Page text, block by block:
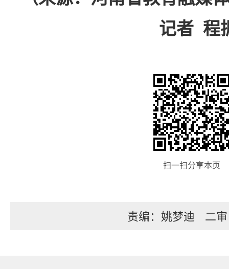
记者 程
扫一扫分享本页
责编：姚梦迪 二